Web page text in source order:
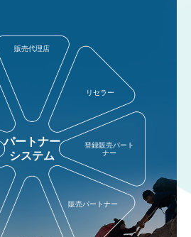
パートナー
システム
販売代理店
リセラー
登録販売パート
ナー
販売パートナー